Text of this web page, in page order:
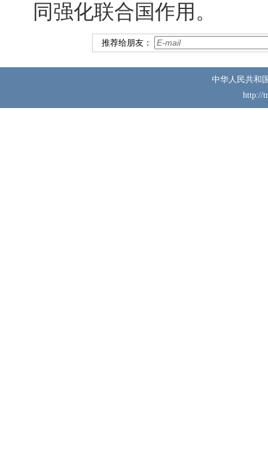
同强化联合国作用。
推荐给朋友：
中华人民共和
http://